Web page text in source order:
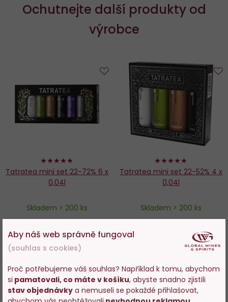
Ochutnejte další produkty od
výrobce
98%
Tatratea mini set 22-72% 6 x
0,04l
Skladem > 200 ks
375 Kč
− +
DO KOŠÍKU
oblíbených
94%
Tatratea mini set 22-52% 4 x
0,04l
Skladem > 200 ks
+
DO KOŠÍKU
Aby náš web správně fungoval
(souhlas s cookies)
Proč potřebujeme váš souhlas? Například k tomu, abychom
si pamatovali, co máte v košíku, abyste snadno zjistili
stav objednávky a nemuseli se pokaždé přihlašovat,
Vstupujete na stránky
s prodejem alkoholu. Prosím